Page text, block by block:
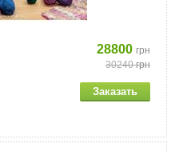
28800 грн
30240грн